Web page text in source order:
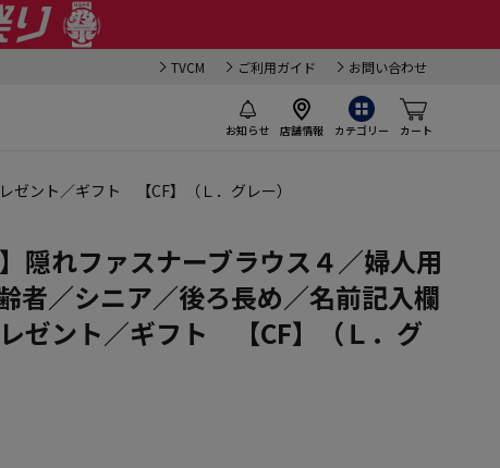
TVCM ご利用ガイド お問い合わせ
お知らせ 店舗情報 カテゴリー カート
ゼント／ギフト 【CF】（Ｌ．グレー）
隠れファスナーブラウス４／婦人用
者／シニア／後ろ長め／名前記入欄
ゼント／ギフト 【CF】（Ｌ．グ